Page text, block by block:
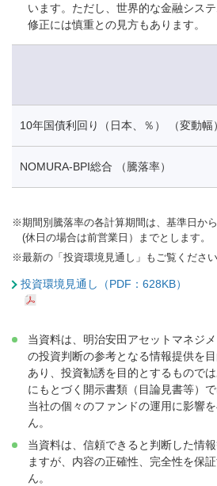
います。ただし、世界的な金融シス
修正には慎重との見方もあります。
10年国債利回り（日本、％） （変動幅）
NOMURA-BPI総合 （騰落率）
※期間別騰落率の各計算期間は、基準日か
(休日の場合は前営業日）までとします。
※最新の「投資環境見通し」もご覧ください
投資環境見通し（PDF：628KB）
当資料は、明治安田アセットマネジ
の投資判断の参考となる情報提供を
あり、投資勧誘を目的とするもので
にもとづく開示書類（目論見書等）
当社の個々のファンドの運用に影響
ん。
当資料は、信頼できると判断した情
ますが、内容の正確性、完全性を保
ん。